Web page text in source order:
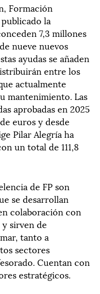
Formación
la
7,3 millones
nueve nuevos
ayudas se añaden
entre los
actualmente
mantenimiento. Las
aprobadas en 2025
euros y desde
Pilar Alegría ha
un total de 111,8
de FP son
se desarrollan
colaboración con
sirven de
tanto a
sectores
Cuentan con
estratégicos.